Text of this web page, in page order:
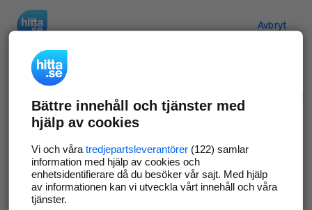
Avbryt
Verifiera ditt företag
Gör som 69 550företag
företagssida på hitta.se och syns bättre mot
kunder i ditt närområde. Helt kostnadsfritt.
Uppdatera din företagsinformation
Bättre innehåll och tjänster med
hjälp av cookies
Vi och våra tredjepartsleverantörer(122) samlar
information med hjälp av cookies och
enhetsidentifierare då du besöker vår sajt. Med hjälp
av informationen kan vi utveckla vårt innehåll och våra
tjänster.